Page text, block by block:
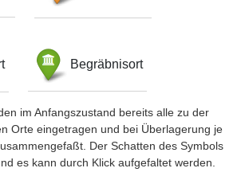
Begräbnisort
im Anfangszustand bereits alle zu der
Orte eingetragen und bei Überlagerung je
Der Schatten des Symbols
es kann durch Klick aufgefaltet werden.